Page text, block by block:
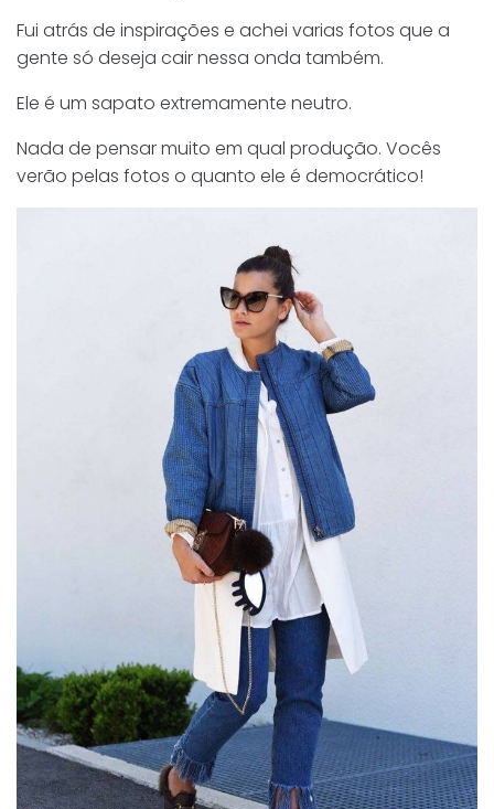
Fui atrás de inspirações e achei varias fotos que a
gente só deseja cair nessa onda também.
Ele é um sapato extremamente neutro.
Nada de pensar muito em qual produção. Vocês
verão pelas fotos o quanto ele é democrático!